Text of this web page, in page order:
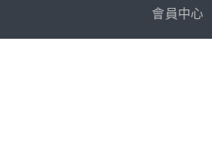
會員中心